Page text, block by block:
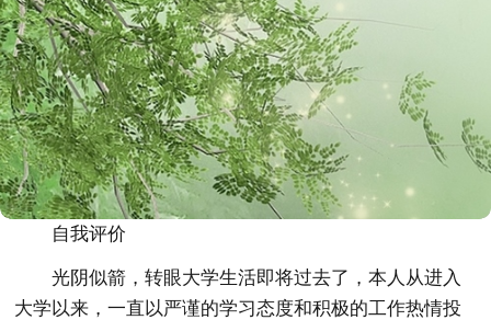
自我评价
光阴似箭，转眼大学生活即将过去了，本人从进入
大学以来，一直以严谨的学习态度和积极的工作热情投